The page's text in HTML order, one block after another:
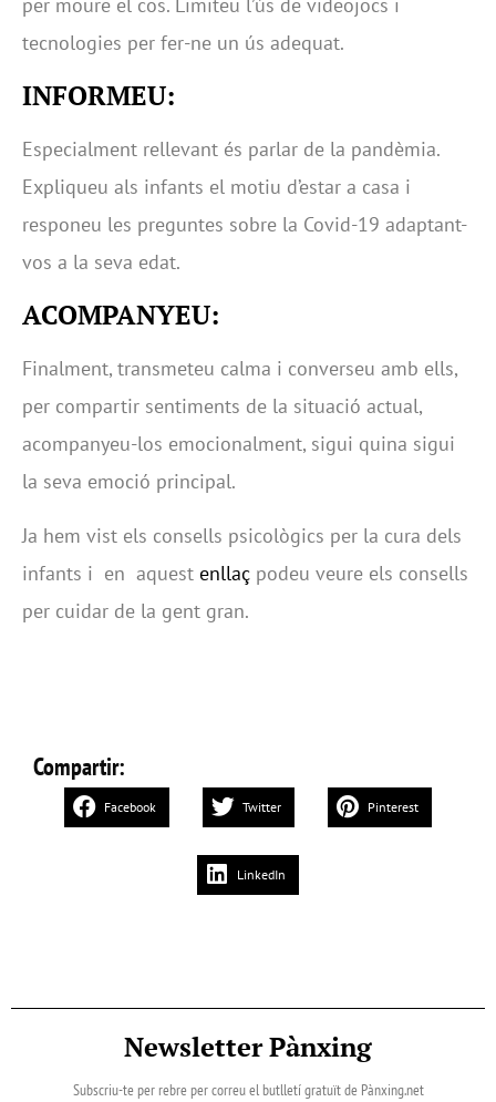
tecnologies per fer-ne un ús adequat.
INFORMEU:
Especialment rellevant és parlar de la pandèmia.
Expliqueu als infants el motiu d’estar a casa i
responeu les preguntes sobre la Covid-19 adaptant-
vos a la seva edat.
ACOMPANYEU:
Finalment, transmeteu calma i converseu amb ells,
per compartir sentiments de la situació actual,
acompanyeu-los emocionalment, sigui quina sigui
la seva emoció principal.
Ja hem vist els consells psicològics per la cura dels
infants i en aquest enllaç podeu veure els consells
per cuidar de la gent gran.
Compartir:
Facebook Twitter Pinterest
LinkedIn
Newsletter Pànxing
Subscriu-te per rebre per correu el butlletí gratuït de Pànxing.net​